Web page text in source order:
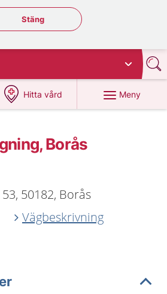
Stäng regionsväljaren
Stäng
Hitta vård
på 1177.se
Meny
Borås
50182, Borås
Vägbeskrivning